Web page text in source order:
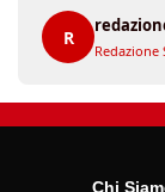
R
Redazione
Chi